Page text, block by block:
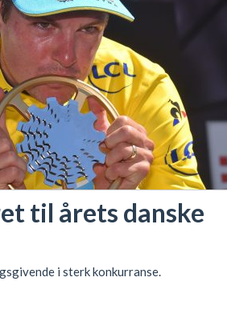
til årets danske
i sterk konkurranse.